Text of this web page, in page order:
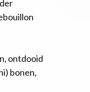
ontdooid
bonen,